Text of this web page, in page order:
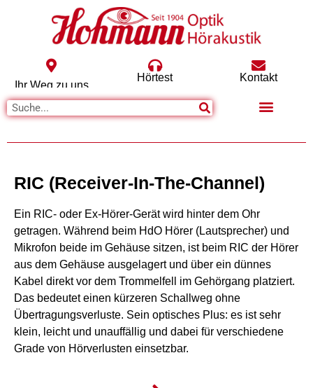
Ihr Weg zu uns
Hörtest Kontakt
RIC (Receiver-In-The-Channel)
Ein RIC- oder Ex-Hörer-Gerät wird hinter dem Ohr
getragen. Während beim HdO Hörer (Lautsprecher) und
Mikrofon beide im Gehäuse sitzen, ist beim RIC der Hörer
aus dem Gehäuse ausgelagert und über ein dünnes
Kabel direkt vor dem Trommelfell im Gehörgang platziert.
Das bedeutet einen kürzeren Schallweg ohne
Übertragungsverluste. Sein optisches Plus: es ist sehr
klein, leicht und unauffällig und dabei für verschiedene
Grade von Hörverlusten einsetzbar.